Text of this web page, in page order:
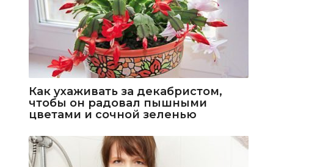
Как ухаживать за декабристом,
чтобы он радовал пышными
цветами и сочной зеленью